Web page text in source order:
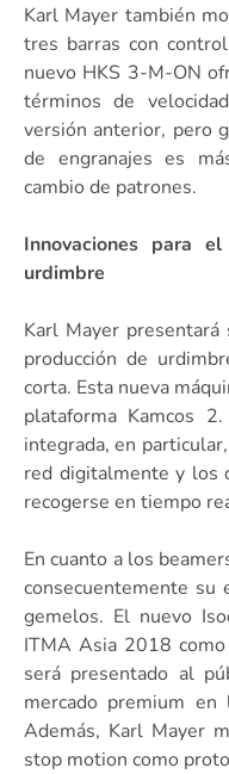
Karl Mayer también
tres barras con
nuevo HKS 3-M-ON
términos de
versión anterior, pero
de engranajes es
cambio de patrones.
Innovaciones para
urdimbre
Karl Mayer
producción de
corta. Esta nueva
plataforma Kamcos
integrada, en
red digitalmente y los
recogerse en tiempo
En cuanto a los
consecuentemente su
gemelos. El nuevo
ITMA Asia 2018
será presentado al
mercado premium
Además, Karl Mayer
stop motion como